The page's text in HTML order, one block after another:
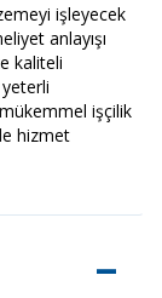
işleyecek
anlayışı
kaliteli
işçilik
hizmet
–